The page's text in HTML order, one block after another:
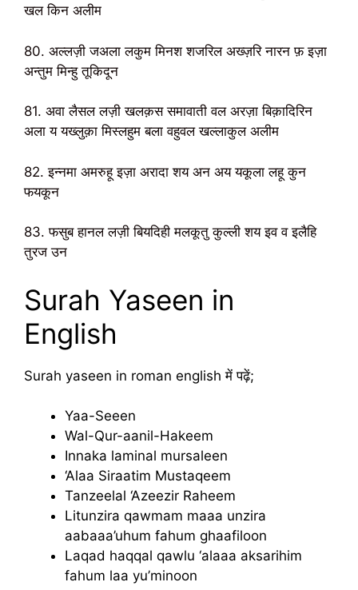
खल किन अलीम
80. अल्लज़ी जअला लकुम मिनश शजरिल अख्ज़रि नारन फ़ इज़ा
अन्तुम मिन्हु तूकिदून
81. अवा लैसल लज़ी खलक़स समावाती वल अरज़ा बिक़ादिरिन
अला य यख्लुक़ा मिस्लहुम बला वहुवल खल्लाकुल अलीम
82. इन्नमा अमरुहू इज़ा अरादा शय अन अय यकूला लहू कुन
फयकून
83. फसुब हानल लज़ी बियदिही मलकूतु कुल्ली शय इव व इलैहि
तुरज उन
Surah Yaseen in
English
Surah yaseen in roman english में पढ़ें;
Yaa-Seeen
Wal-Qur-aanil-Hakeem
Innaka laminal mursaleen
‘Alaa Siraatim Mustaqeem
Tanzeelal ‘Azeezir Raheem
Litunzira qawmam maaa unzira
aabaaa’uhum fahum ghaafiloon
Laqad haqqal qawlu ‘alaaa aksarihim
fahum laa yu’minoon